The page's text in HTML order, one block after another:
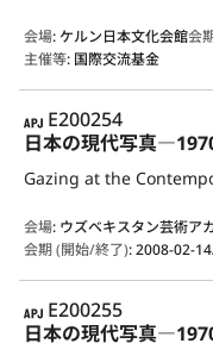
会場: ケルン日本文化会館会
主催等: 国際交流基金
APJ
E200254
日本の現代写真
会場: ウズベキスタン芸術
会期 (開始/終了):2008-02-
APJ
E200255
日本の現代写真